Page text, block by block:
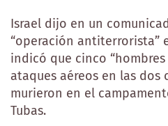
Israel dijo en un
“operación antiterrorista”
indicó que cinco
ataques aéreos en las dos
murieron en el
Tubas.